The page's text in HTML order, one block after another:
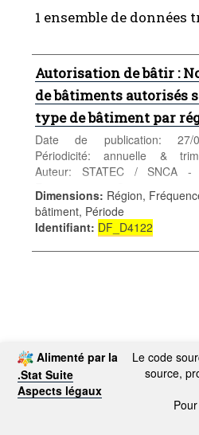
1 ensemble de données
Autorisation de bâtir :
de bâtiments autorisés
type de bâtiment par
Date de publication: 27/
Périodicité: annuelle &
Auteur: STATEC / SNCA -
Entreprises - Construction -
Permis de construire;
bâtiment; type de bâtiment; région
Dimensions: Région,
bâtiment, Période
Identifiant: DF_D4122
Alimenté par la
.Stat Suite
Aspects légaux
Le code
source,